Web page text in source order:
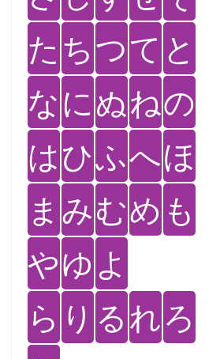
た ちつて と
なにぬねの
はひふへほ
ま みむめ も
やゆ よ
ら り るれろ